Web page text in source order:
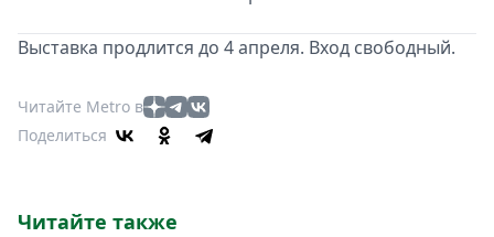
Выставка продлится до 4 апреля. Вход свободный.
Читайте Metro в
Поделиться
Читайте также